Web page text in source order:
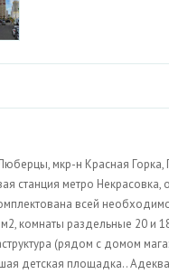
мкр-н Красная Горка,
станция метро Некрасовка,
всей
комнаты раздельные 20 и
(рядом с домом
детская площадка..